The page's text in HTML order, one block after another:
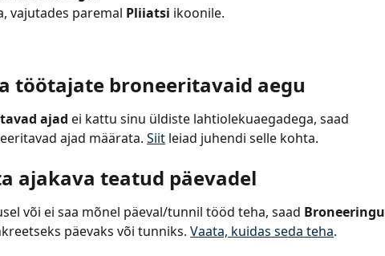
vajutades paremal Pliiatsi ikoonile.
töötajate broneeritavaid aegu
ajad ei kattu sinu üldiste lahtiolekuaegadega, saad
ajad määrata. Siit leiad juhendi selle kohta.
ajakava teatud päevadel
või ei saa mõnel päeval/tunnil tööd teha, saad Broneeringu
päevaks või tunniks. Vaata, kuidas seda teha.